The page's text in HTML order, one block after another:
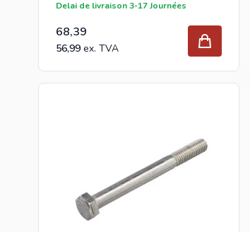
Delai de livraison 3-17 Journées
68,39
56,99